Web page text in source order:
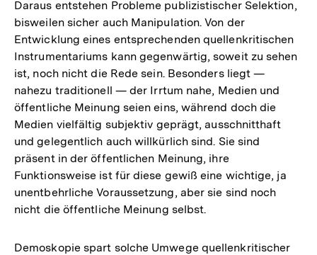
Daraus entstehen Probleme publizistischer Selektion,
bisweilen sicher auch Manipulation. Von der
Entwicklung eines entsprechenden quellenkritischen
Instrumentariums kann gegenwärtig, soweit zu sehen
ist, noch nicht die Rede sein. Besonders liegt —
nahezu traditionell — der Irrtum nahe, Medien und
öffentliche Meinung seien eins, während doch die
Medien vielfältig subjektiv geprägt, ausschnitthaft
und gelegentlich auch willkürlich sind. Sie sind
präsent in der öffentlichen Meinung, ihre
Funktionsweise ist für diese gewiß eine wichtige, ja
unentbehrliche Voraussetzung, aber sie sind noch
nicht die öffentliche Meinung selbst.
Demoskopie spart solche Umwege quellenkritischer